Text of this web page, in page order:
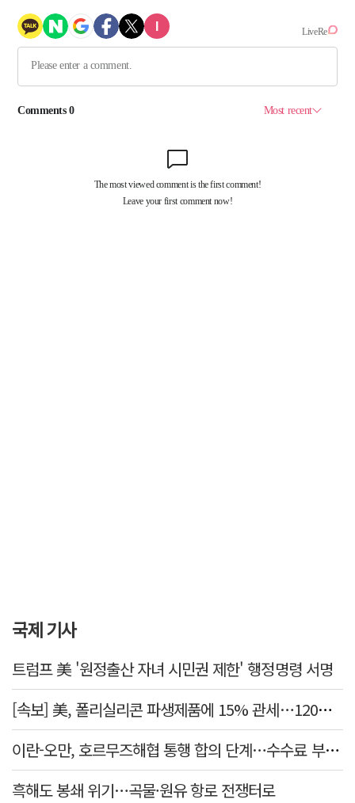
국제 기사
트럼프 美 '원정출산 자녀 시민권 제한' 행정명령 서명
[속보] 美, 폴리실리콘 파생제품에 15% 관세…120일 뒤 발효
이란-오만, 호르무즈해협 통행 합의 단계…수수료 부과되나
흑해도 봉쇄 위기…곡물·원유 항로 전쟁터로